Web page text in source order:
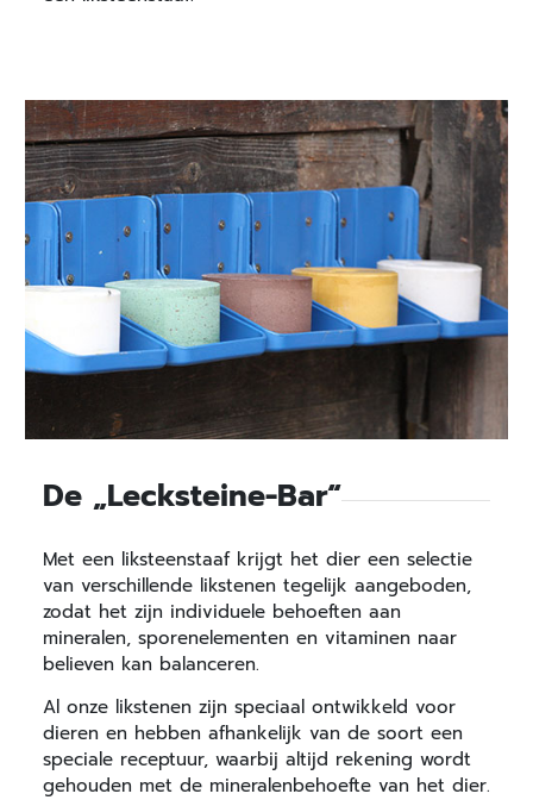
De „Lecksteine-Bar“
Met een liksteenstaaf krijgt het dier een selectie
van verschillende likstenen tegelijk aangeboden,
zodat het zijn individuele behoeften aan
mineralen, sporenelementen en vitaminen naar
believen kan balanceren.
Al onze likstenen zijn speciaal ontwikkeld voor
dieren en hebben afhankelijk van de soort een
speciale receptuur, waarbij altijd rekening wordt
gehouden met de mineralenbehoefte van het dier.